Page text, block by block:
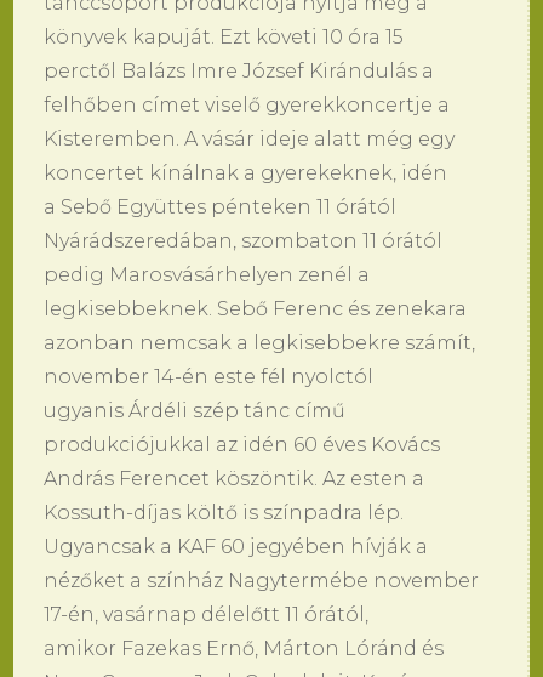
könyvek kapuját. Ezt követi 10 óra 15
perctől Balázs Imre József Kirándulás a
felhőben címet viselő gyerekkoncertje a
Kisteremben. A vásár ideje alatt még egy
koncertet kínálnak a gyerekeknek, idén
a Sebő Együttes pénteken 11 órától
Nyárádszeredában, szombaton 11 órától
pedig Marosvásárhelyen zenél a
legkisebbeknek. Sebő Ferenc és zenekara
azonban nemcsak a legkisebbekre számít,
november 14-én este fél nyolctól
ugyanis Árdéli szép tánc című
produkciójukkal az idén 60 éves Kovács
András Ferencet köszöntik. Az esten a
Kossuth-díjas költő is színpadra lép.
Ugyancsak a KAF 60 jegyében hívják a
nézőket a színház Nagytermébe november
17-én, vasárnap délelőtt 11 órától,
amikor Fazekas Ernő, Márton Lóránd és